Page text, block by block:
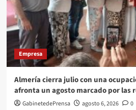
Empresa
Almería cierra julio con una
afronta un agosto marcado por las
GabinetedePrensa agosto 6, 2026 0